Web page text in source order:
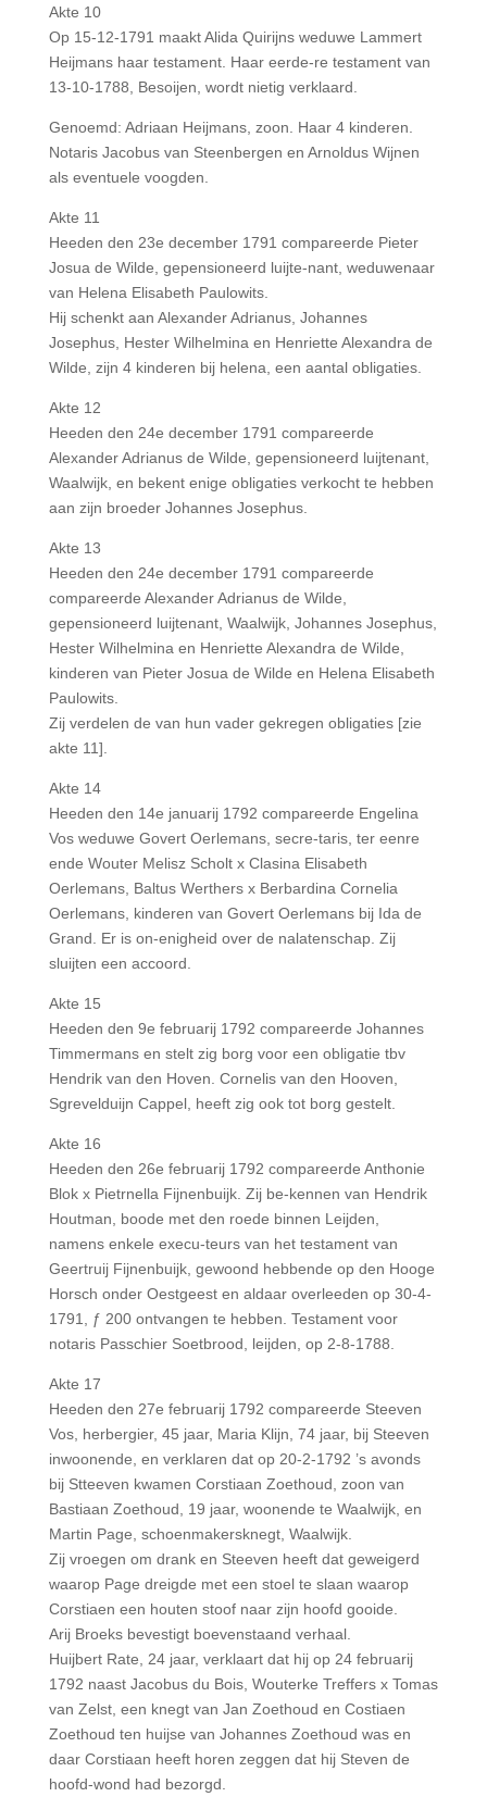
Akte 10
Op 15-12-1791 maakt Alida Quirijns weduwe Lammert
Heijmans haar testament. Haar eerde-re testament van
13-10-1788, Besoijen, wordt nietig verklaard.
Genoemd: Adriaan Heijmans, zoon. Haar 4 kinderen.
Notaris Jacobus van Steenbergen en Arnoldus Wijnen
als eventuele voogden.
Akte 11
Heeden den 23e december 1791 compareerde Pieter
Josua de Wilde, gepensioneerd luijte-nant, weduwenaar
van Helena Elisabeth Paulowits.
Hij schenkt aan Alexander Adrianus, Johannes
Josephus, Hester Wilhelmina en Henriette Alexandra de
Wilde, zijn 4 kinderen bij helena, een aantal obligaties.
Akte 12
Heeden den 24e december 1791 compareerde
Alexander Adrianus de Wilde, gepensioneerd luijtenant,
Waalwijk, en bekent enige obligaties verkocht te hebben
aan zijn broeder Johannes Josephus.
Akte 13
Heeden den 24e december 1791 compareerde
compareerde Alexander Adrianus de Wilde,
gepensioneerd luijtenant, Waalwijk, Johannes Josephus,
Hester Wilhelmina en Henriette Alexandra de Wilde,
kinderen van Pieter Josua de Wilde en Helena Elisabeth
Paulowits.
Zij verdelen de van hun vader gekregen obligaties [zie
akte 11].
Akte 14
Heeden den 14e januarij 1792 compareerde Engelina
Vos weduwe Govert Oerlemans, secre-taris, ter eenre
ende Wouter Melisz Scholt x Clasina Elisabeth
Oerlemans, Baltus Werthers x Berbardina Cornelia
Oerlemans, kinderen van Govert Oerlemans bij Ida de
Grand. Er is on-enigheid over de nalatenschap. Zij
sluijten een accoord.
Akte 15
Heeden den 9e februarij 1792 compareerde Johannes
Timmermans en stelt zig borg voor een obligatie tbv
Hendrik van den Hoven. Cornelis van den Hooven,
Sgrevelduijn Cappel, heeft zig ook tot borg gestelt.
Akte 16
Heeden den 26e februarij 1792 compareerde Anthonie
Blok x Pietrnella Fijnenbuijk. Zij be-kennen van Hendrik
Houtman, boode met den roede binnen Leijden,
namens enkele execu-teurs van het testament van
Geertruij Fijnenbuijk, gewoond hebbende op den Hooge
Horsch onder Oestgeest en aldaar overleeden op 30-4-
1791, ƒ 200 ontvangen te hebben. Testament voor
notaris Passchier Soetbrood, leijden, op 2-8-1788.
Akte 17
Heeden den 27e februarij 1792 compareerde Steeven
Vos, herbergier, 45 jaar, Maria Klijn, 74 jaar, bij Steeven
inwoonende, en verklaren dat op 20-2-1792 ’s avonds
bij Stteeven kwamen Corstiaan Zoethoud, zoon van
Bastiaan Zoethoud, 19 jaar, woonende te Waalwijk, en
Martin Page, schoenmakersknegt, Waalwijk.
Zij vroegen om drank en Steeven heeft dat geweigerd
waarop Page dreigde met een stoel te slaan waarop
Corstiaen een houten stoof naar zijn hoofd gooide.
Arij Broeks bevestigt boevenstaand verhaal.
Huijbert Rate, 24 jaar, verklaart dat hij op 24 februarij
1792 naast Jacobus du Bois, Wouterke Treffers x Tomas
van Zelst, een knegt van Jan Zoethoud en Costiaen
Zoethoud ten huijse van Johannes Zoethoud was en
daar Corstiaan heeft horen zeggen dat hij Steven de
hoofd-wond had bezorgd.